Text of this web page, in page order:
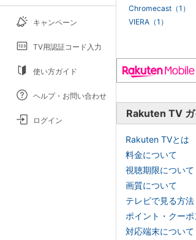
キャンペーン
TV用認証コード入力
使い方ガイド
ヘルプ・お問い合わせ
ログイン
Chromecast（1）
VIERA（1）
Rakuten TV ガ
Rakuten TVとは
料金について
視聴期限について
画質について
テレビで見る方法
ポイント・クー
対応端末について